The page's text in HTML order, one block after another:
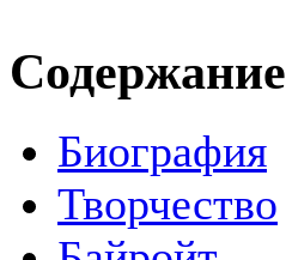
Содержание
Биография
Творчество